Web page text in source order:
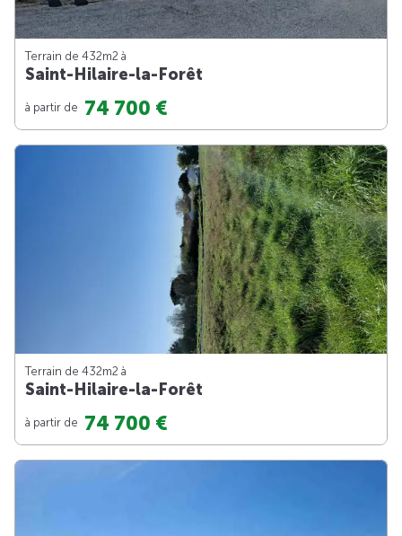
Terrain de 432m2 à
Saint-Hilaire-la-Forêt
à partir de 74 700 €
Terrain de 432m2 à
Saint-Hilaire-la-Forêt
à partir de 74 700 €